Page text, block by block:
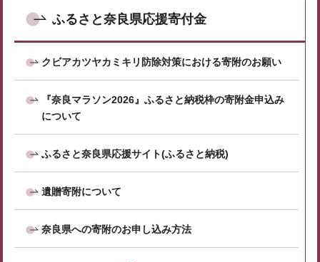
ふるさと奈良県応援寄付金
クビアカツヤカミキリ防除対策における寄附のお願い
『奈良マラソン2026』ふるさと納税枠の寄附金申込み
について
ふるさと奈良県応援サイト(ふるさと納税)
遺贈寄附について
奈良県への寄附のお申し込み方法